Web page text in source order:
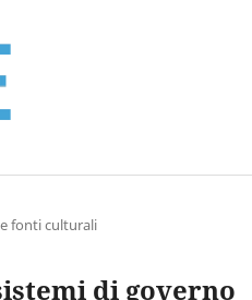
fonti culturali
di governo